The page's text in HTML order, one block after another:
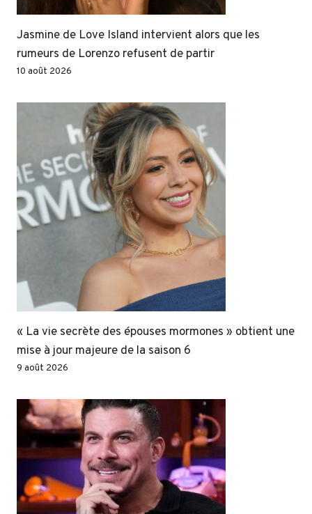
Jasmine de Love Island intervient alors que les
rumeurs de Lorenzo refusent de partir
10 août 2026
« La vie secrète des épouses mormones » obtient une
mise à jour majeure de la saison 6
9 août 2026